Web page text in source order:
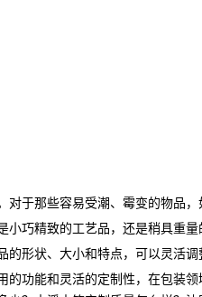
于那些容易受潮、霉变的物品，
巧精致的工艺品，还是稍具重量
的形状、大小和特点，可以灵活
功能和灵活的定制性，在包装